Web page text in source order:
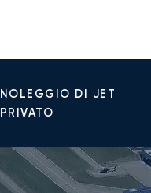
NOLEGGIO DI JET
PRIVATO